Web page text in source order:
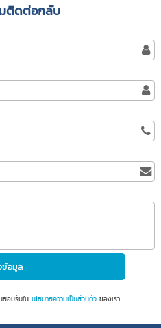
ติดต่อกลับ
ยอมรับใน นโยบายความเป็นส่วนตัวของเรา